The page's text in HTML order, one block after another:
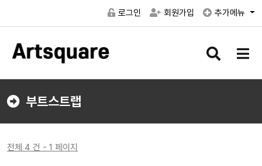
로그인 회원가입 추가메뉴
검
버
메
버
부트스트랩
전체 4 건 - 1 페이지